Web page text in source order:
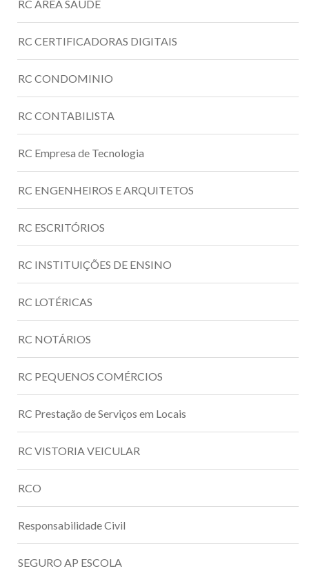
RC ÁREA SAÚDE
RC CERTIFICADORAS DIGITAIS
RC CONDOMINIO
RC CONTABILISTA
RC Empresa de Tecnologia
RC ENGENHEIROS E ARQUITETOS
RC ESCRITÓRIOS
RC INSTITUIÇÕES DE ENSINO
RC LOTÉRICAS
RC NOTÁRIOS
RC PEQUENOS COMÉRCIOS
RC Prestação de Serviços em Locais
RC VISTORIA VEICULAR
RCO
Responsabilidade Civil
SEGURO AP ESCOLA